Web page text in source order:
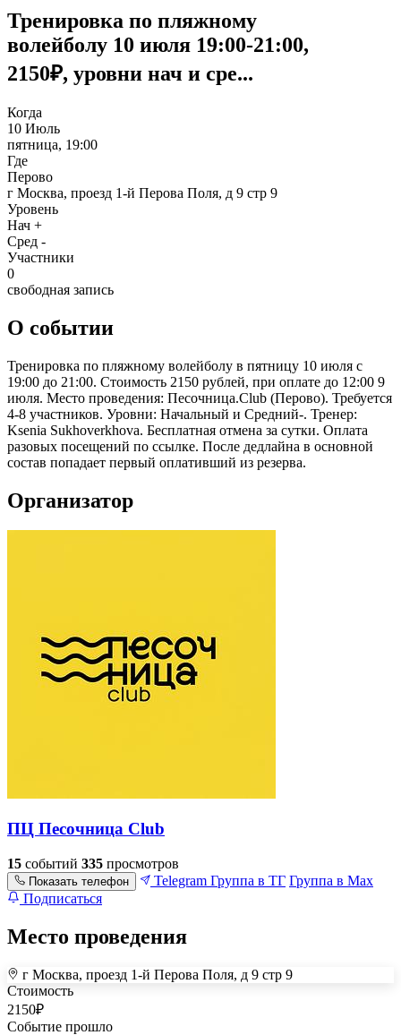
Тренировка по пляжному
волейболу 10 июля 19:00-21:00,
2150₽, уровни нач и сре...
Когда
10 Июль
пятница, 19:00
Где
Перово
г Москва, проезд 1-й Перова Поля, д 9 стр 9
Уровень
Нач +
Сред -
Участники
0
свободная запись
О событии
Тренировка по пляжному волейболу в пятницу 10 июля с
19:00 до 21:00. Стоимость 2150 рублей, при оплате до 12:00 9
июля. Место проведения: Песочница.Club (Перово). Требуется
4-8 участников. Уровни: Начальный и Средний-. Тренер:
Ksenia Sukhoverkhova. Бесплатная отмена за сутки. Оплата
разовых посещений по ссылке. После дедлайна в основной
состав попадает первый оплативший из резерва.
Организатор
ПЦ Песочница Club
15 событий 335 просмотров
Показать телефон Telegram Группа в ТГ Группа в Max
Подписаться
Место проведения
+
–
г Москва, проезд 1-й Перова Поля, д 9 стр 9
Стоимость
2150₽
Событие прошло